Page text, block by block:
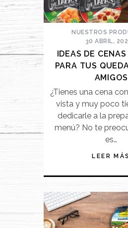
NUESTROS
30 ABRIL,
IDEAS DE
PARA TUS
AMIGOS
¿Tienes una cena
vista y muy poco
dedicarle a la
menú? No te
es…
LEER MÁS